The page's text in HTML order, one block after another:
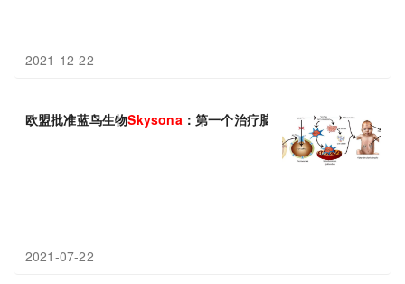
2021-12-22
欧盟批准蓝鸟生物Skysona：第一个治疗脑肾上腺脑白质营养不
2021-07-22